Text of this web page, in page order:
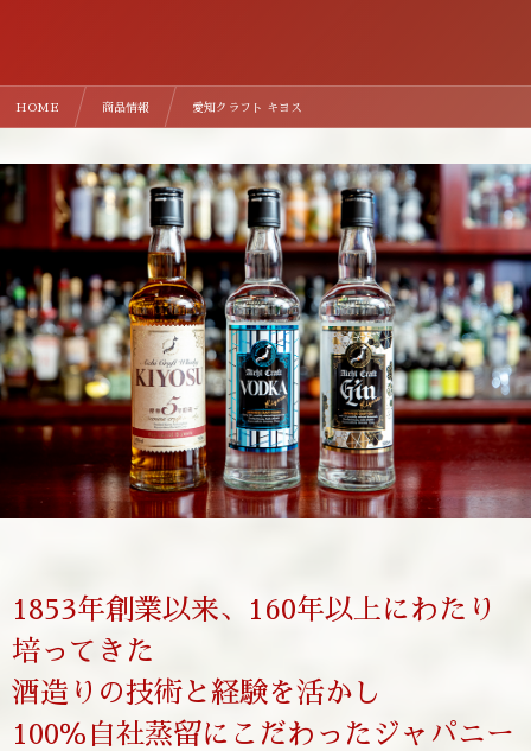
HOME 商品情報 愛知クラフト キヨス
1853年創業以来、160年以上にわたり
培ってきた
酒造りの技術と経験を活かし
100％自社蒸留にこだわったジャパニー